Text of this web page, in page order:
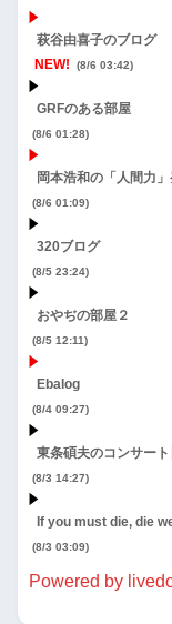
萩谷由喜子のブログ
NEW!
(8/6 03:42)
GRFのある部屋
(8/6 01:28)
岡本浩和の「人間力
(8/6 01:09)
320ブログ
(8/5 23:24)
おやぢの部屋２
(8/5 12:11)
Ebalog
(8/4 09:27)
東条碩夫のコンサー
(8/3 14:27)
If you must die, die
(8/3 03:09)
Powered by